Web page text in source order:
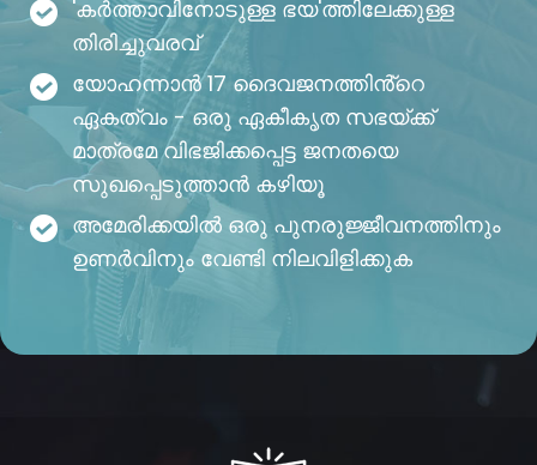
'കർത്താവിനോടുള്ള ഭയ'ത്തിലേക്കുള്ള
തിരിച്ചുവരവ്
യോഹന്നാൻ 17 ദൈവജനത്തിൻ്റെ
ഏകത്വം - ഒരു ഏകീകൃത സഭയ്ക്ക്
മാത്രമേ വിഭജിക്കപ്പെട്ട ജനതയെ
സുഖപ്പെടുത്താൻ കഴിയൂ
അമേരിക്കയിൽ ഒരു പുനരുജ്ജീവനത്തിനും
ഉണർവിനും വേണ്ടി നിലവിളിക്കുക